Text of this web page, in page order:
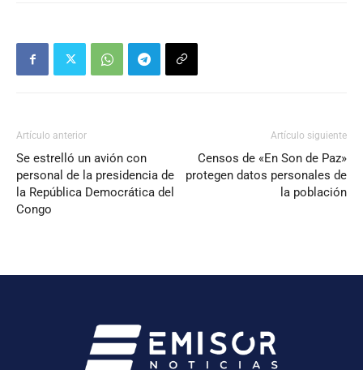
Artículo anterior
Se estrelló un avión con
personal de la presidencia de
la República Democrática del
Congo
Artículo siguiente
Censos de «En Son de Paz»
protegen datos personales de
la población